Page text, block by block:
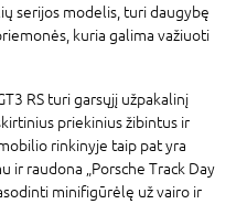
serijos modelis, turi daugybę
kuria galima važiuoti
RS turi garsųjį užpakalinį
priekinius žibintus ir
rinkinyje taip pat yra
raudona „Porsche Track Day
minifigūrėlę už vairo ir